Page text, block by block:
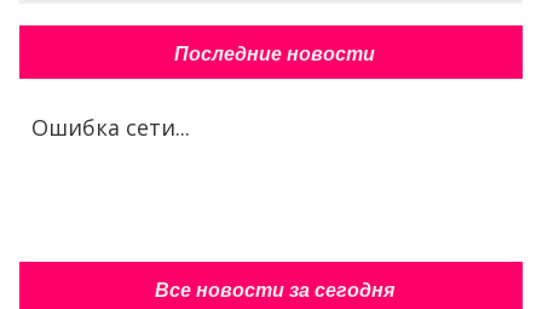
Последние новости
Ошибка сети...
Все новости за сегодня